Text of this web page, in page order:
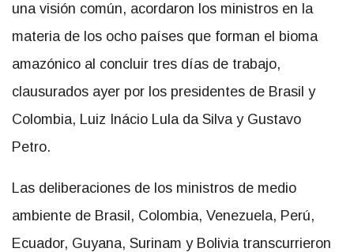
una visión común, acordaron los ministros en la
materia de los ocho países que forman el bioma
amazónico al concluir tres días de trabajo,
clausurados ayer por los presidentes de Brasil y
Colombia, Luiz Inácio Lula da Silva y Gustavo
Petro.
Las deliberaciones de los ministros de medio
ambiente de Brasil, Colombia, Venezuela, Perú,
Ecuador, Guyana, Surinam y Bolivia transcurrieron